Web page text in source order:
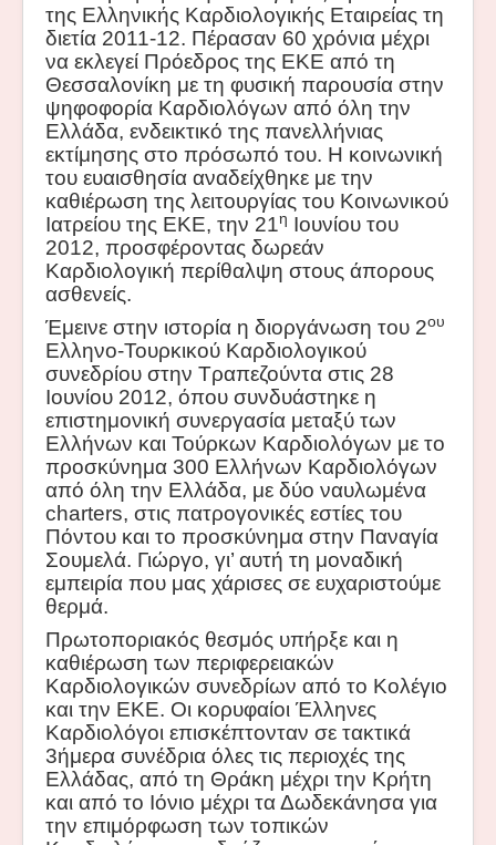
της Ελληνικής Καρδιολογικής Εταιρείας τη
διετία 2011-12. Πέρασαν 60 χρόνια μέχρι
να εκλεγεί Πρόεδρος της ΕΚΕ από τη
Θεσσαλονίκη με τη φυσική παρουσία στην
ψηφοφορία Καρδιολόγων από όλη την
Ελλάδα, ενδεικτικό της πανελλήνιας
εκτίμησης στο πρόσωπό του. Η κοινωνική
του ευαισθησία αναδείχθηκε με την
καθιέρωση της λειτουργίας του Κοινωνικού
Ιατρείου της ΕΚΕ, την 21η Ιουνίου του
2012, προσφέροντας δωρεάν
Καρδιολογική περίθαλψη στους άπορους
ασθενείς.
Έμεινε στην ιστορία η διοργάνωση του 2ου
Ελληνο-Τουρκικού Καρδιολογικού
συνεδρίου στην Τραπεζούντα στις 28
Ιουνίου 2012, όπου συνδυάστηκε η
επιστημονική συνεργασία μεταξύ των
Ελλήνων και Τούρκων Καρδιολόγων με το
προσκύνημα 300 Ελλήνων Καρδιολόγων
από όλη την Ελλάδα, με δύο ναυλωμένα
charters, στις πατρογονικές εστίες του
Πόντου και το προσκύνημα στην Παναγία
Σουμελά. Γιώργο, γι’ αυτή τη μοναδική
εμπειρία που μας χάρισες σε ευχαριστούμε
θερμά.
Πρωτοποριακός θεσμός υπήρξε και η
καθιέρωση των περιφερειακών
Καρδιολογικών συνεδρίων από το Κολέγιο
και την ΕΚΕ. Οι κορυφαίοι Έλληνες
Καρδιολόγοι επισκέπτονταν σε τακτικά
3ήμερα συνέδρια όλες τις περιοχές της
Ελλάδας, από τη Θράκη μέχρι την Κρήτη
και από το Ιόνιο μέχρι τα Δωδεκάνησα για
την επιμόρφωση των τοπικών